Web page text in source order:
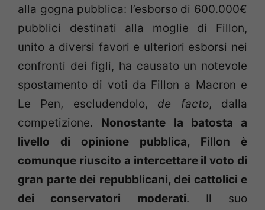
alla gogna pubblica: l’esborso di 600.000€
pubblici destinati alla moglie di Fillon,
unito a diversi favori e ulteriori esborsi nei
confronti dei figli, ha causato un notevole
spostamento di voti da Fillon a Macron e
Le Pen, escludendolo, de facto, dalla
competizione. Nonostante la batosta a
livello di opinione pubblica, Fillon è
comunque riuscito a intercettare il voto di
gran parte dei repubblicani, dei cattolici e
dei conservatori moderati. Il suo